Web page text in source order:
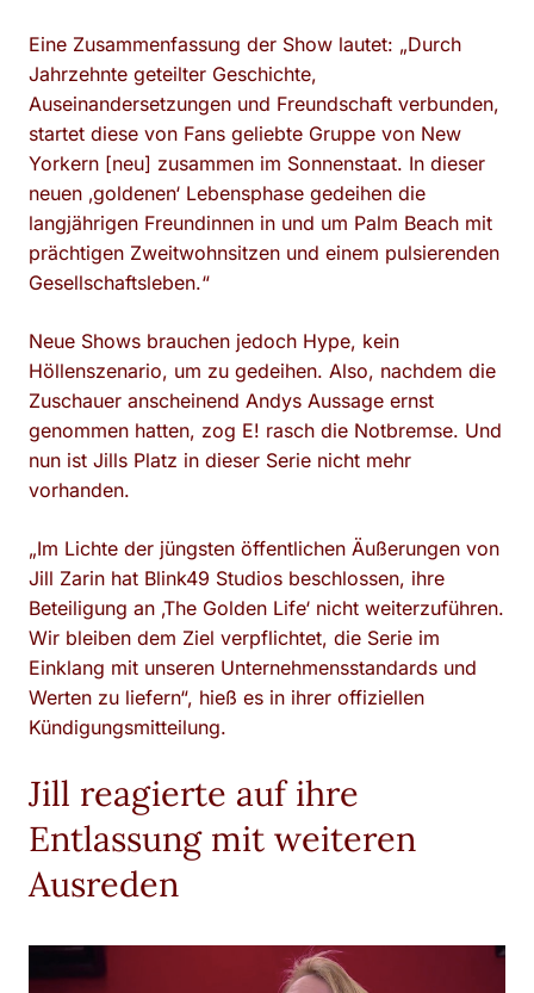
Eine Zusammenfassung der Show lautet: „Durch
Jahrzehnte geteilter Geschichte,
Auseinandersetzungen und Freundschaft verbunden,
startet diese von Fans geliebte Gruppe von New
Yorkern [neu] zusammen im Sonnenstaat. In dieser
neuen ‚goldenen‘ Lebensphase gedeihen die
langjährigen Freundinnen in und um Palm Beach mit
prächtigen Zweitwohnsitzen und einem pulsierenden
Gesellschaftsleben.“
Neue Shows brauchen jedoch Hype, kein
Höllenszenario, um zu gedeihen. Also, nachdem die
Zuschauer anscheinend Andys Aussage ernst
genommen hatten, zog E! rasch die Notbremse. Und
nun ist Jills Platz in dieser Serie nicht mehr
vorhanden.
„Im Lichte der jüngsten öffentlichen Äußerungen von
Jill Zarin hat Blink49 Studios beschlossen, ihre
Beteiligung an ‚The Golden Life‘ nicht weiterzuführen.
Wir bleiben dem Ziel verpflichtet, die Serie im
Einklang mit unseren Unternehmensstandards und
Werten zu liefern“, hieß es in ihrer offiziellen
Kündigungsmitteilung.
Jill reagierte auf ihre
Entlassung mit weiteren
Ausreden